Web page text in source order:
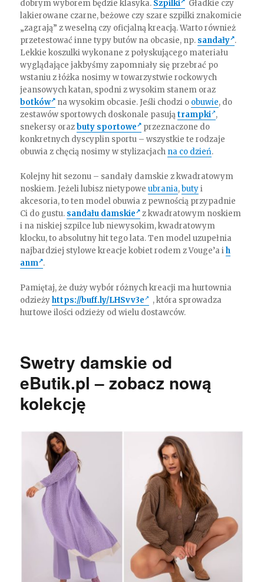
dobrym wyborem będzie klasyka. Szpilki
Gładkie czy
lakierowane czarne, beżowe czy szare szpilki znakomicie
„zagrają” z weselną czy oficjalną kreacją. Warto również
przetestować inne typy butów na obcasie, np. sandały .
Lekkie koszulki wykonane z połyskującego materiału
wyglądające jakbyśmy zapomniały się przebrać po
wstaniu z łóżka nosimy w towarzystwie rockowych
jeansowych katan, spodni z wysokim stanem oraz
botków
na wysokim obcasie. Jeśli chodzi o obuwie, do
zestawów sportowych doskonale pasujątrampki ,
snekersy orazbuty sportowe
przeznaczone do
konkretnych dyscyplin sportu – wszystkie te rodzaje
obuwia z chęcią nosimy w stylizacjach na co dzień.
Kolejny hit sezonu – sandały damskie z kwadratowym
noskiem. Jeżeli lubisz nietypoweubrania,butyi
akcesoria, to ten model obuwia z pewnością przypadnie
Ci do gustu. sandału damskie
z kwadratowym noskiem
i na niskiej szpilce lub niewysokim, kwadratowym
klocku, to absolutny hit tego lata. Ten model uzupełnia
najbardziej stylowe kreacje kobiet rodem z Vouge’a ih
anm .
Pamiętaj, że duży wybór różnych kreacji ma hurtownia
odzieżyhttps://buff.ly/LHSvv3e
, która sprowadza
hurtowe ilości odzieży od wielu dostawców.
Swetry damskie od
eButik.pl – zobacz nową
kolekcję